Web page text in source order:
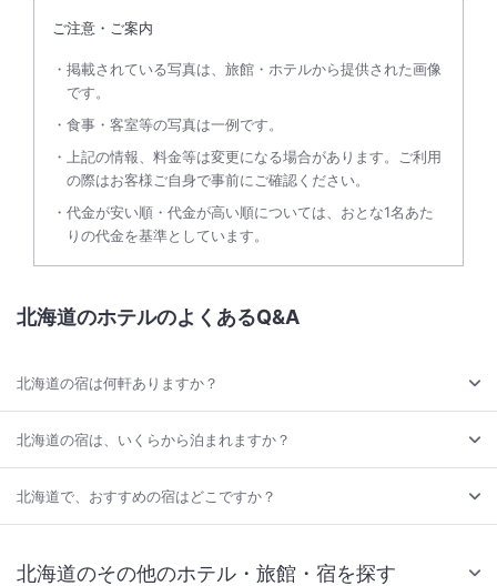
ご注意・ご案内
掲載されている写真は、旅館・ホテルから提供された画像
です。
食事・客室等の写真は一例です。
上記の情報、料金等は変更になる場合があります。ご利用
の際はお客様ご自身で事前にご確認ください。
代金が安い順・代金が高い順については、おとな1名あた
りの代金を基準としています。
北海道のホテルのよくあるQ&A
北海道の宿は何軒ありますか？
北海道の宿は、いくらから泊まれますか？
北海道で、おすすめの宿はどこですか？
北海道のその他のホテル・旅館・宿を探す